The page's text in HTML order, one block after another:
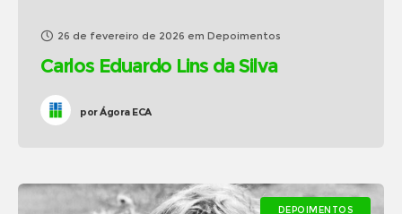
26 de fevereiro de 2026 em Depoimentos
Carlos Eduardo Lins da Silva
porÁgora ECA
DEPOIMENTOS